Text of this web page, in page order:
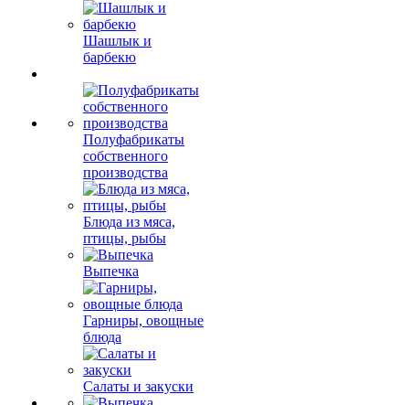
Шашлык и
барбекю
Полуфабрикаты
собственного
производства
Блюда из мяса,
птицы, рыбы
Выпечка
Гарниры, овощные
блюда
Салаты и закуски